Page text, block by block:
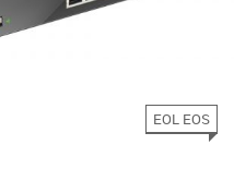
EOL EOS